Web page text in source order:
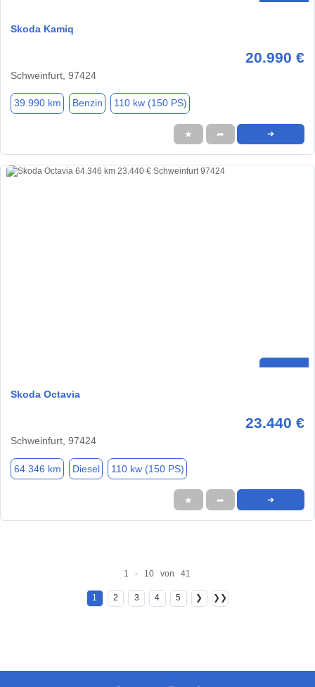
Skoda Kamiq
20.990 €
Schweinfurt, 97424
39.990 km Benzin 110 kw (150 PS)
★ ➦ ➜
Skoda Octavia
23.440 €
Schweinfurt, 97424
64.346 km Diesel 110 kw (150 PS)
★ ➦ ➜
1 - 10 von 41
1 2 3 4 5 ❯ ❯❯